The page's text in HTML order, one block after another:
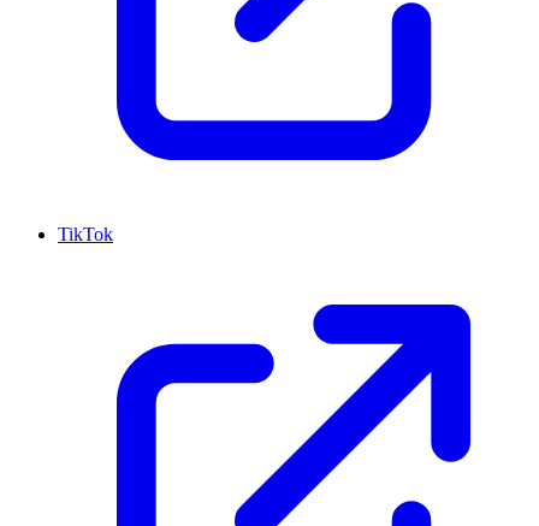
TikTok